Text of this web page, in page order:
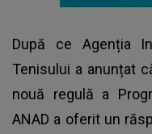
După ce Agenția
Tenisului a anunțat
nouă regulă a
ANAD a oferit un